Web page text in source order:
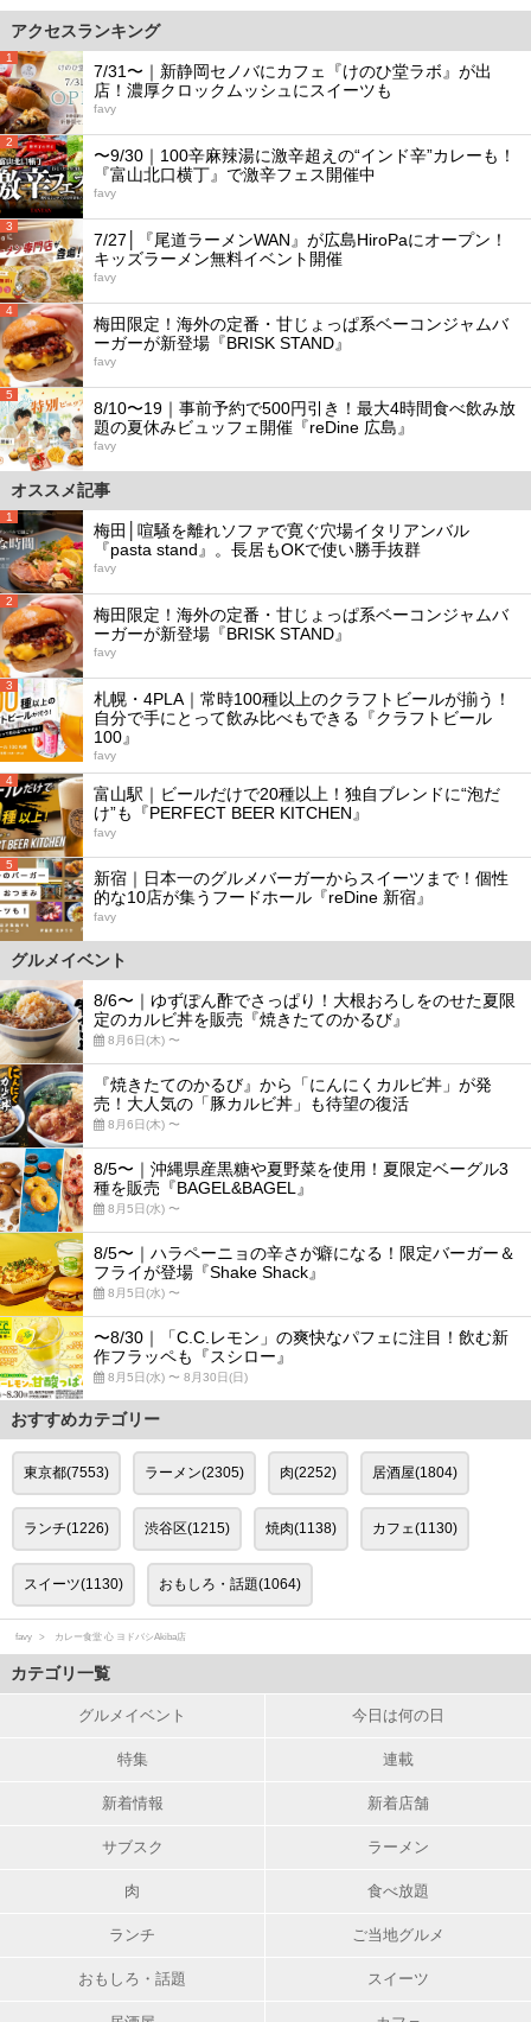
アクセスランキング
1
7/31〜｜新静岡セノバにカフェ『けのひ堂ラボ』が出
店！濃厚クロックムッシュにスイーツも
favy
2
〜9/30｜100辛麻辣湯に激辛超えの“インド辛”カレーも！
『富山北口横丁』で激辛フェス開催中
favy
3
7/27│『尾道ラーメンWAN』が広島HiroPaにオープン！
キッズラーメン無料イベント開催
favy
4
梅田限定！海外の定番・甘じょっぱ系ベーコンジャムバ
ーガーが新登場『BRISK STAND』
favy
5
8/10〜19｜事前予約で500円引き！最大4時間食べ飲み放
題の夏休みビュッフェ開催『reDine 広島』
favy
オススメ記事
1
梅田│喧騒を離れソファで寛ぐ穴場イタリアンバル
『pasta stand』。長居もOKで使い勝手抜群
favy
2
梅田限定！海外の定番・甘じょっぱ系ベーコンジャムバ
ーガーが新登場『BRISK STAND』
favy
3
札幌・4PLA｜常時100種以上のクラフトビールが揃う！
自分で手にとって飲み比べもできる『クラフトビール
100』
favy
4
富山駅｜ビールだけで20種以上！独自ブレンドに“泡だ
け”も『PERFECT BEER KITCHEN』
favy
5
新宿｜日本一のグルメバーガーからスイーツまで！個性
的な10店が集うフードホール『reDine 新宿』
favy
グルメイベント
8/6〜｜ゆずぽん酢でさっぱり！大根おろしをのせた夏限
定のカルビ丼を販売『焼きたてのかるび』
8月6日(木) 〜
『焼きたてのかるび』から「にんにくカルビ丼」が発
売！大人気の「豚カルビ丼」も待望の復活
8月6日(木) 〜
8/5〜｜沖縄県産黒糖や夏野菜を使用！夏限定ベーグル3
種を販売『BAGEL&BAGEL』
8月5日(水) 〜
8/5〜｜ハラペーニョの辛さが癖になる！限定バーガー＆
フライが登場『Shake Shack』
8月5日(水) 〜
〜8/30｜「C.C.レモン」の爽快なパフェに注目！飲む新
作フラッペも『スシロー』
8月5日(水) 〜 8月30日(日)
おすすめカテゴリー
東京都(7553) ラーメン(2305) 肉(2252) 居酒屋(1804)
ランチ(1226) 渋谷区(1215) 焼肉(1138) カフェ(1130)
スイーツ(1130) おもしろ・話題(1064)
favy カレー食堂 心 ヨドバシAkiba店
カテゴリ一覧
グルメイベント 今日は何の日
特集 連載
新着情報 新着店舗
サブスク ラーメン
肉 食べ放題
ランチ ご当地グルメ
おもしろ・話題 スイーツ